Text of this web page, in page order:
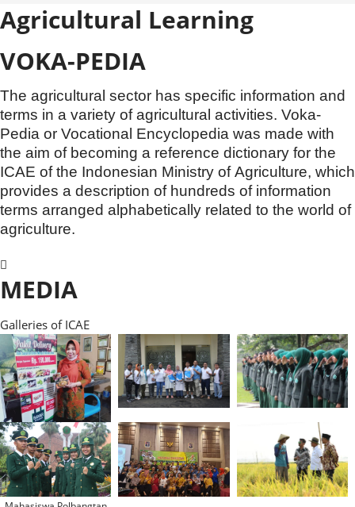
Agricultural Learning
VOKA-PEDIA
The agricultural sector has specific information and
terms in a variety of agricultural activities. Voka-
Pedia or Vocational Encyclopedia was made with
the aim of becoming a reference dictionary for the
ICAE of the Indonesian Ministry of Agriculture, which
provides a description of hundreds of information
terms arranged alphabetically related to the world of
agriculture.
MEDIA
Galleries of ICAE